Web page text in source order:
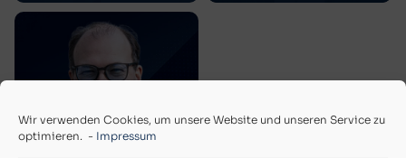
Wir verwenden Cookies, um unsere Website und unseren Service zu
optimieren. - Impressum